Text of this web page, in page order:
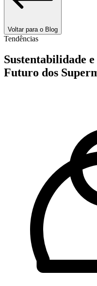
Voltar para o Blog
Tendências
Sustentabilidade
Futuro dos